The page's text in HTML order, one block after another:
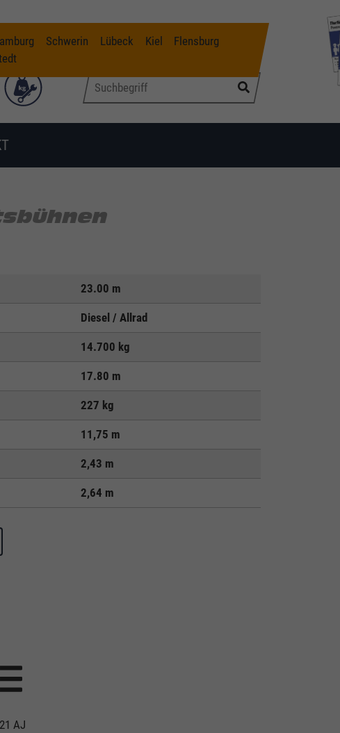
Schwerin Lübeck Kiel
Flensburg
23.00 m
Diesel / Allrad
14.700 kg
17.80 m
227 kg
11,75 m
2,43 m
2,64 m
AJ